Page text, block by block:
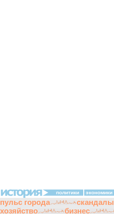
политики экономики
пульс города скандалы
хозяйство
бизнес